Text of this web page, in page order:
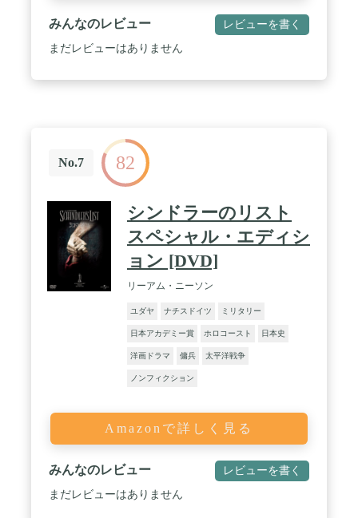
みんなのレビュー レビューを書く
まだレビューはありません
No.7 82
シンドラーのリスト
スペシャル・エディシ
ョン [DVD]
リーアム・ニーソン
ユダヤ ナチスドイツ ミリタリー
日本アカデミー賞 ホロコースト 日本史
洋画ドラマ 傭兵 太平洋戦争
ノンフィクション
Amazonで詳しく見る
みんなのレビュー レビューを書く
まだレビューはありません